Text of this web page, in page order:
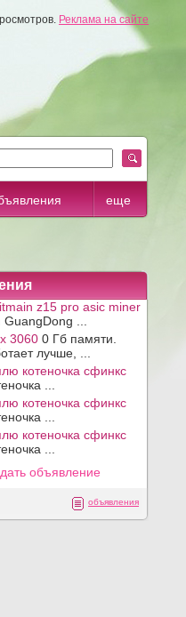
Реклама на сайте
еще
z15 pro asic miner
...
3060 0 Гб памяти.
лучше, ...
котеночка сфинкс
...
котеночка сфинкс
...
котеночка сфинкс
...
объявление
объявления